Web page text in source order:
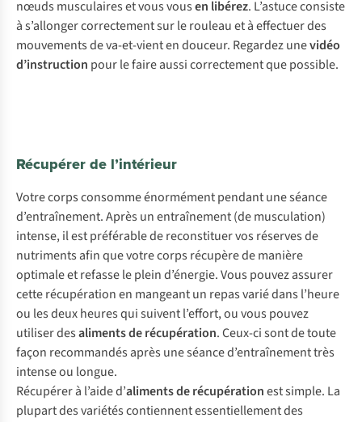
nœuds musculaires et vous vousen libérez. L’astuce consiste
à s’allonger correctement sur le rouleau et à effectuer des
mouvements de va-et-vient en douceur. Regardez unevidéo
d’instruction pour le faire aussi correctement que possible.
Récupérer de l’intérieur
Votre corps consomme énormément pendant une séance
d’entraînement. Après un entraînement (de musculation)
intense, il est préférable de reconstituer vos réserves de
nutriments afin que votre corps récupère de manière
optimale et refasse le plein d’énergie. Vous pouvez assurer
cette récupération en mangeant un repas varié dans l’heure
ou les deux heures qui suivent l’effort, ou vous pouvez
utiliser desaliments de récupération. Ceux-ci sont de toute
façon recommandés après une séance d’entraînement très
intense ou longue.
Récupérer à l’aide d’alimentsde récupérationest simple. La
plupart des variétés contiennent essentiellement des